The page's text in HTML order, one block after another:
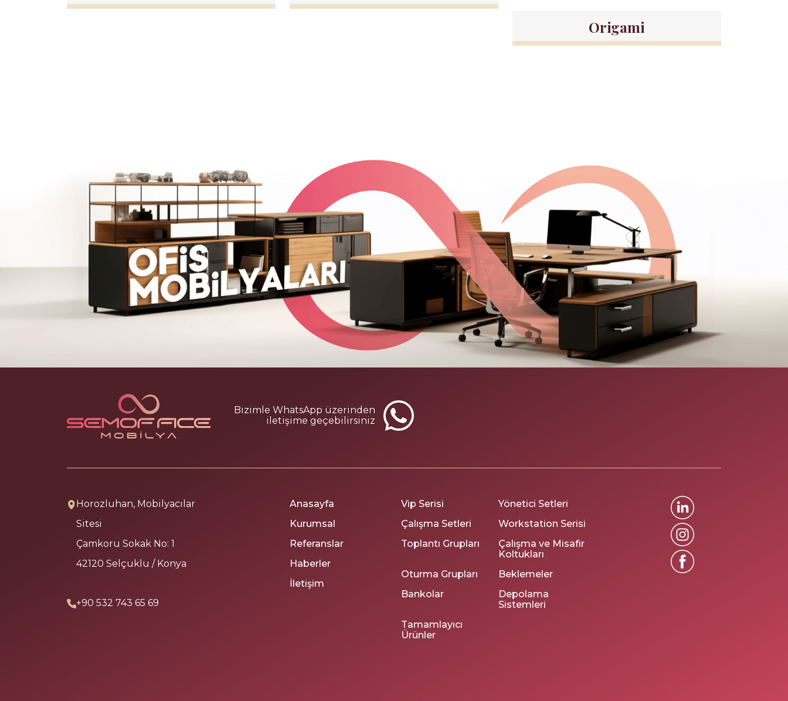
Origami
Bizimle WhatsApp üzerinden
iletişime geçebilirsiniz
Horozluhan, Mobilyacılar
Sitesi
Çamkoru Sokak No: 1
42120 Selçuklu / Konya
+90 532 743 65 69
Anasayfa
Kurumsal
Referanslar
Haberler
İletişim
Vip Serisi
Yönetici Setleri
Çalışma Setleri
Workstation Serisi
Toplantı Grupları
Çalışma ve Misafir
Koltukları
Oturma Grupları
Beklemeler
Bankolar
Depolama
Sistemleri
Tamamlayıcı
Ürünler